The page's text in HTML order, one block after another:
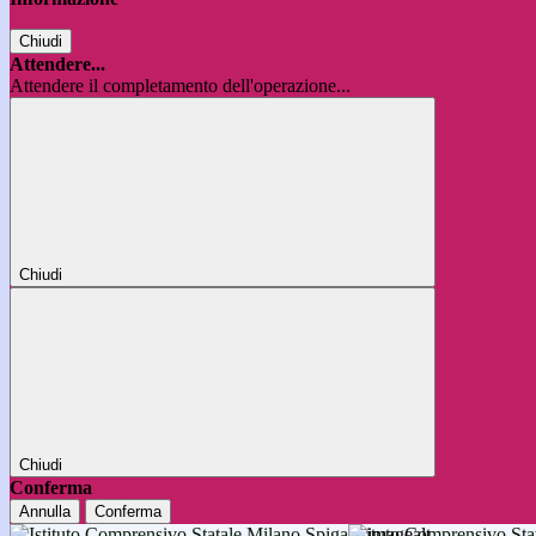
Chiudi
Attendere...
Attendere il completamento dell'operazione...
Chiudi
Chiudi
Conferma
Annulla Conferma